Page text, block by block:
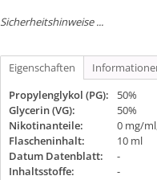
Sicherheitshinweise ...
Eigenschaften
Propylenglykol (PG):
50%
Glycerin (VG):
50%
Nikotinanteile:
0 mg/
Flascheninhalt:
10 ml
Datum Datenblatt:
-
Inhaltsstoffe:
-